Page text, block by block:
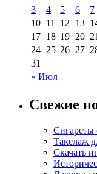
« Июл
3
4 5 6 7
10 11 12 13
17 18 19 20 21
24 25 26 27
31
Свежие
Сигареты
Такелаж
Скачать